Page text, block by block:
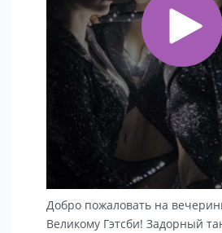
Добро пожаловать на
Великому Гэтсби! Задорный